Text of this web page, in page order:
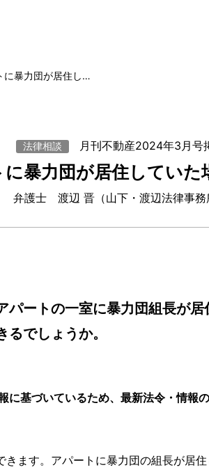
に暴力団が居住し…
法律相談 月刊不動産2024年3月号
暴力団が居住していた
弁護士 渡辺 晋（山下・渡辺法律事務
ートの一室に暴力団組長が
でしょうか。
基づいているため、最新法令・情報
ます。アパートに暴力団の組長が居